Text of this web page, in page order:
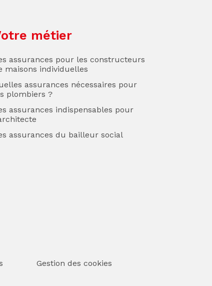
métier
assurances pour les constructeurs
maisons individuelles
assurances nécessaires pour
plombiers ?
assurances indispensables pour
assurances du bailleur social
Gestion des cookies